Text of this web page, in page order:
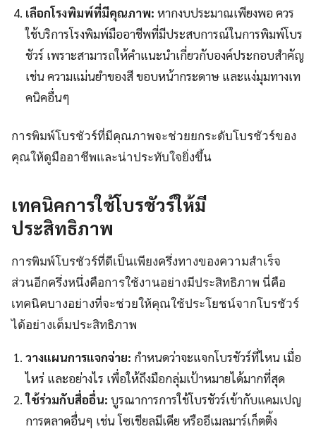
เลือกโรงพิมพ์ที่มีคุณภาพ: หากงบประมาณเพียงพอ ควร
ใช้บริการโรงพิมพ์มืออาชีพที่มีประสบการณ์ในการพิมพ์โบร
ชัวร์ เพราะสามารถให้คำแนะนำเกี่ยวกับองค์ประกอบสำคัญ
เช่น ความแม่นยำของสี ขอบหน้ากระดาษ และแง่มุมทางเท
คนิคอื่นๆ
การพิมพ์โบรชัวร์ที่มีคุณภาพจะช่วยยกระดับโบรชัวร์ของ
คุณให้ดูมืออาชีพและน่าประทับใจยิ่งขึ้น
เทคนิคการใช้โบรชัวร์ให้มี
ประสิทธิภาพ
การพิมพ์โบรชัวร์ที่ดีเป็นเพียงครึ่งทางของความสำเร็จ
ส่วนอีกครึ่งหนึ่งคือการใช้งานอย่างมีประสิทธิภาพ นี่คือ
เทคนิคบางอย่างที่จะช่วยให้คุณใช้ประโยชน์จากโบรชัวร์
ได้อย่างเต็มประสิทธิภาพ
วางแผนการแจกจ่าย: กำหนดว่าจะแจกโบรชัวร์ที่ไหน เมื่อ
ไหร่ และอย่างไร เพื่อให้ถึงมือกลุ่มเป้าหมายได้มากที่สุด
ใช้ร่วมกับสื่ออื่น: บูรณาการการใช้โบรชัวร์เข้ากับแคมเปญ
การตลาดอื่นๆ เช่น โซเชียลมีเดีย หรืออีเมลมาร์เก็ตติ้ง